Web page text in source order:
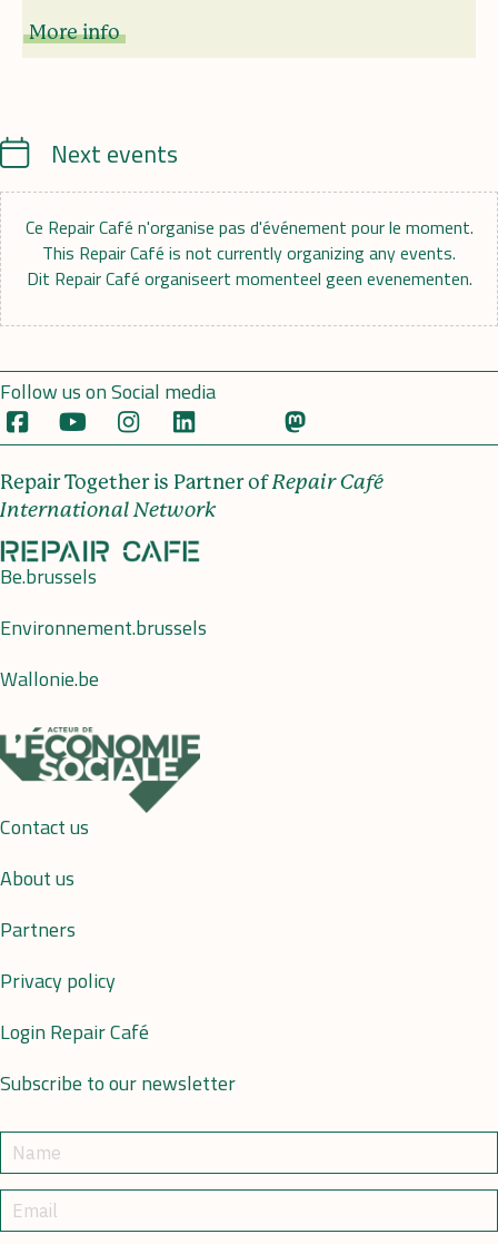
More info
CalendrierNext events
Ce Repair Café n'organise pas d'événement pour le moment.
This Repair Café is not currently organizing any events.
Dit Repair Café organiseert momenteel geen evenementen.
Follow us on Social media
Repair Together is Partner ofRepair Café
International Network
Be.brussels
Environnement.brussels
Wallonie.be
Contact us
About us
Partners
Privacy policy
Login Repair Café
Subscribe to our newsletter